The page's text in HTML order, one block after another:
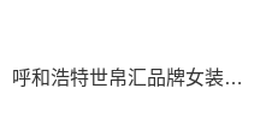
呼和浩特世帛汇品牌女装在华珍农庄团建